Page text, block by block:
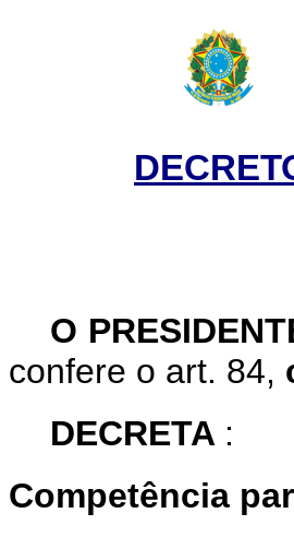
O
confere o art. 84,
DECRETA :
Competência